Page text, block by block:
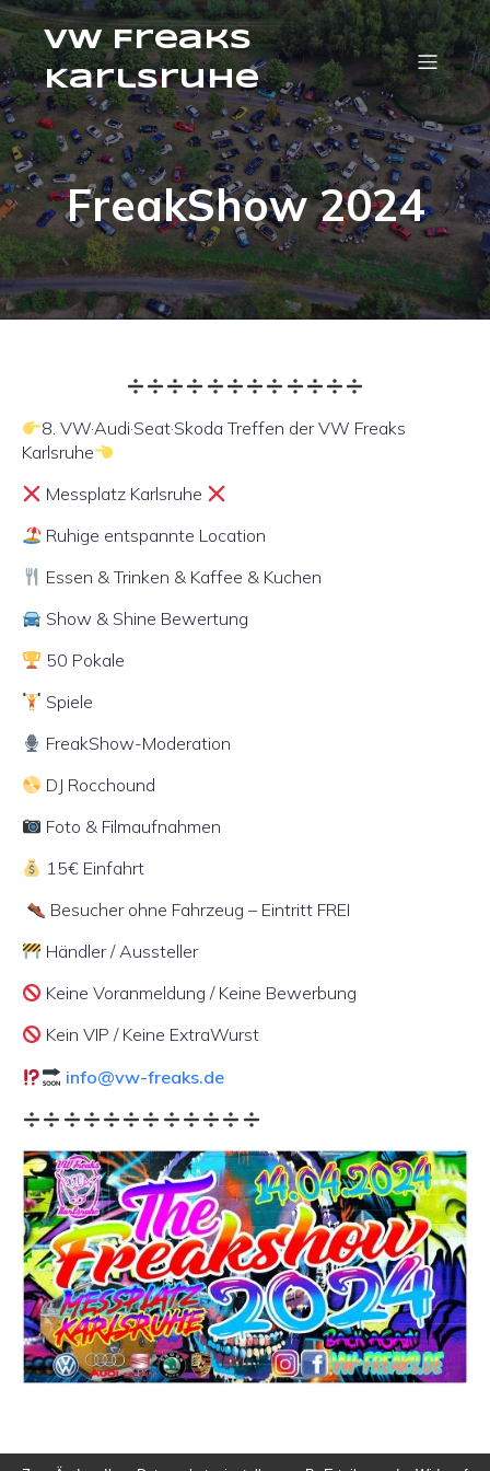
VW Freaks
Karlsruhe
FreakShow 2024
8. VW·Audi·Seat·Skoda Treffen der VW Freaks
Karlsruhe
Messplatz Karlsruhe
Ruhige entspannte Location
Essen & Trinken & Kaffee & Kuchen
Show & Shine Bewertung
50 Pokale
Spiele
FreakShow-Moderation
DJ Rocchound
Foto & Filmaufnahmen
15€ Einfahrt
Besucher ohne Fahrzeug – Eintritt FREI
Händler / Aussteller
Keine Voranmeldung / Keine Bewerbung
Kein VIP / Keine ExtraWurst
info@vw-freaks.de